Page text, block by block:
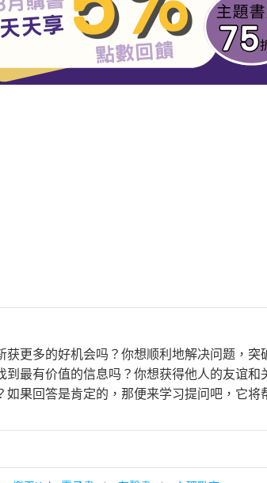
更多的好机会吗？你想顺利地解决问题，
最有价值的信息吗？你想获得他人的友谊
如果回答是肯定的，那便来学习提问吧，它将